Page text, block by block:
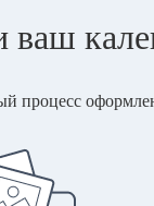
процесс